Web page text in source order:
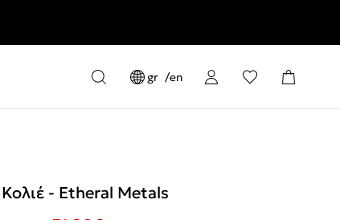
gr en
Κολιέ - Etheral Metals